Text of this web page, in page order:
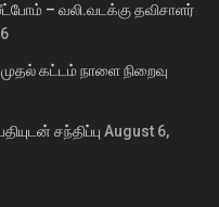
– வலி.வடக்கு தவிசாளர்
கட்டம் நாளை நிறைவு
சந்திப்பு August 6,